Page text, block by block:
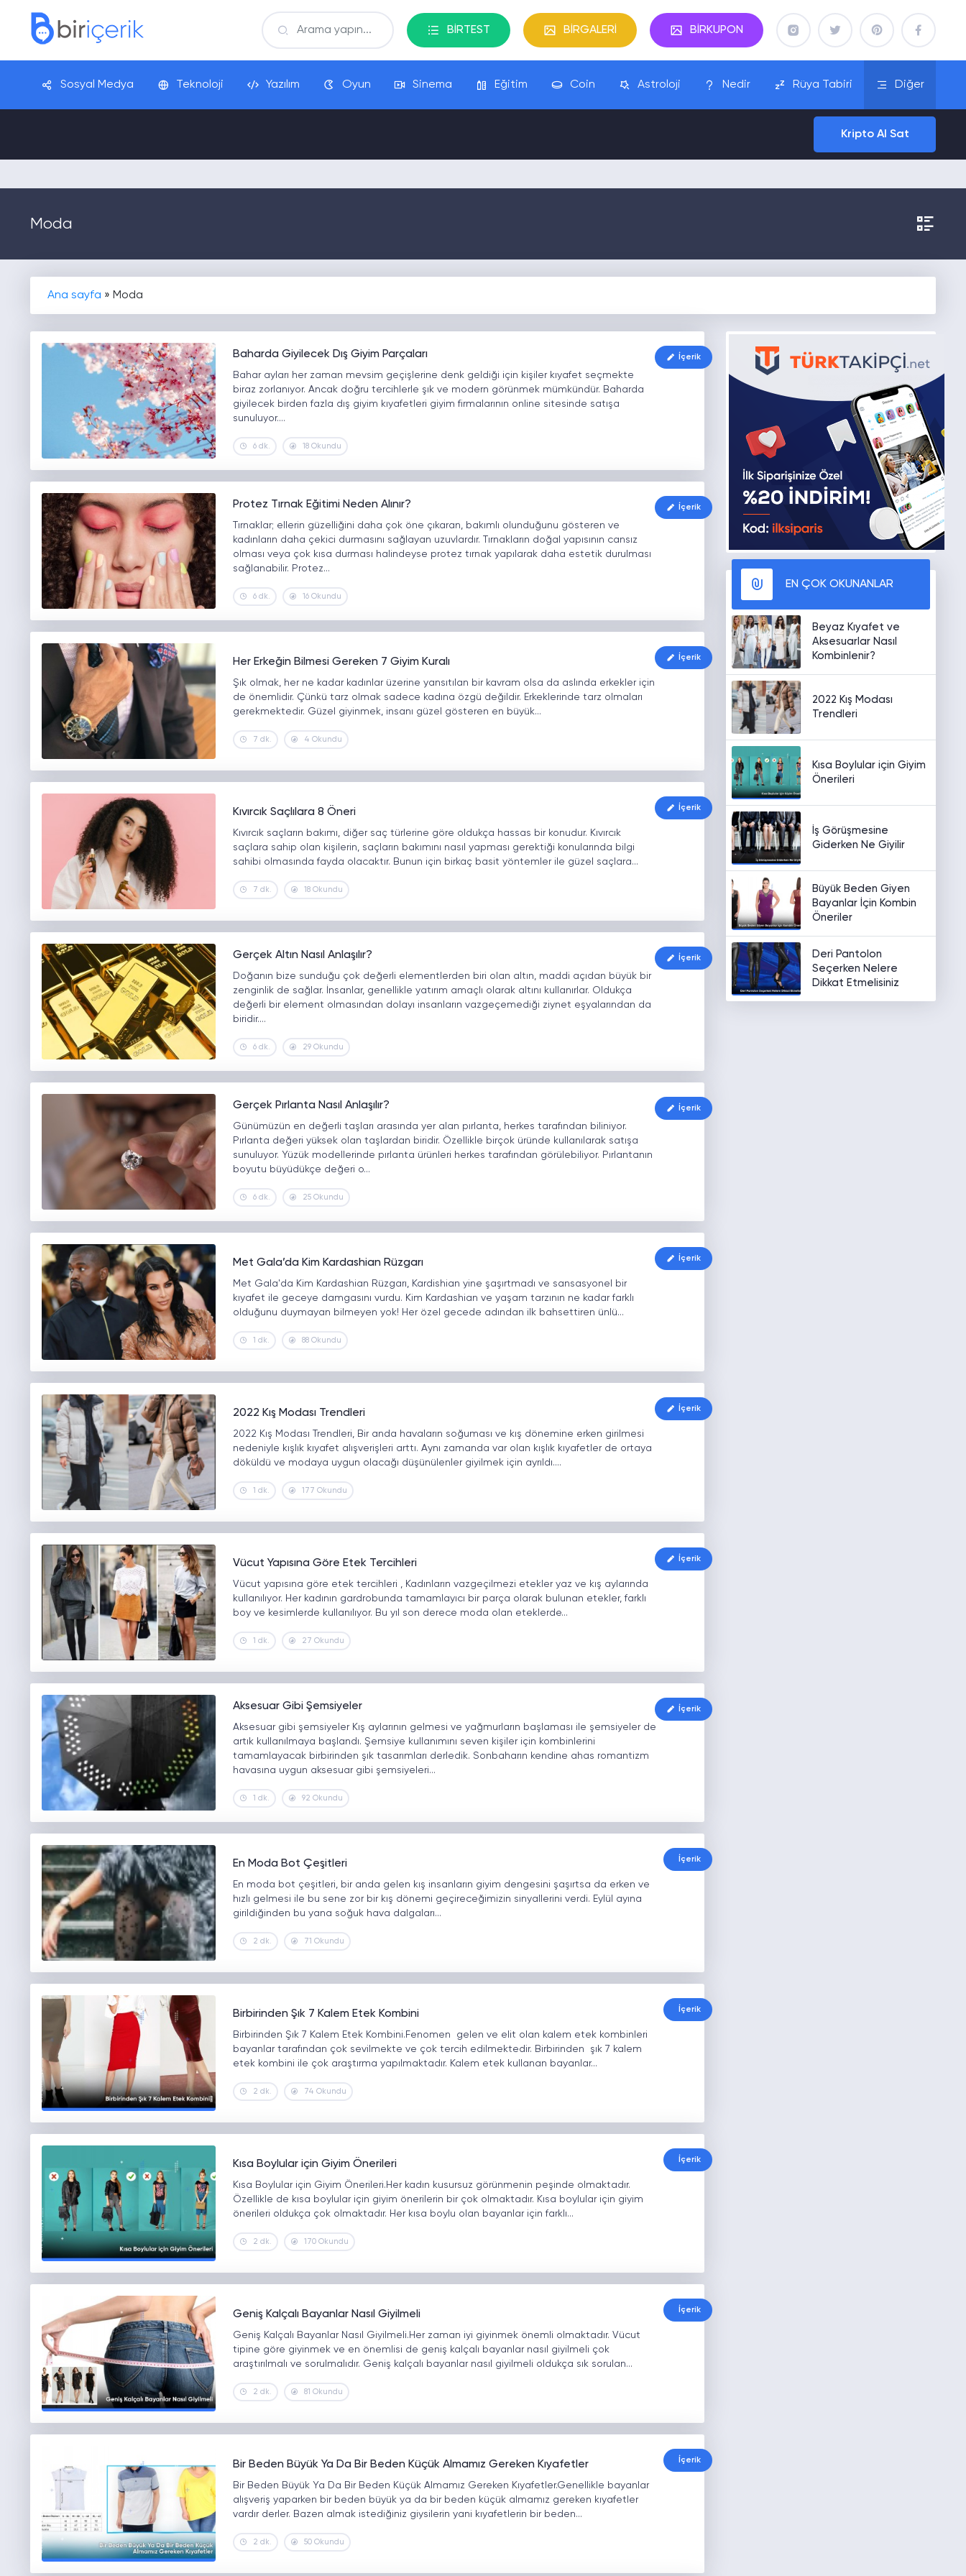
BİRTEST BİRGALERİ BİRKUPON
Sosyal Medya Teknoloji Yazılım Oyun Sinema Eğitim Coin Astroloji Nedir Rüya Tabiri Diğer
Kripto Al Sat
Moda
Ana sayfa » Moda
İçerik
Baharda Giyilecek Dış Giyim Parçaları
Bahar ayları her zaman mevsim geçişlerine denk geldiği için kişiler kıyafet seçmekte
biraz zorlanıyor. Ancak doğru tercihlerle şık ve modern görünmek mümkündür. Baharda
giyilecek birden fazla dış giyim kıyafetleri giyim firmalarının online sitesinde satışa
sunuluyor.…
6 dk. 18 Okundu
İçerik
Protez Tırnak Eğitimi Neden Alınır?
Tırnaklar; ellerin güzelliğini daha çok öne çıkaran, bakımlı olunduğunu gösteren ve
kadınların daha çekici durmasını sağlayan uzuvlardır. Tırnakların doğal yapısının cansız
olması veya çok kısa durması halindeyse protez tırnak yapılarak daha estetik durulması
sağlanabilir. Protez…
6 dk. 16 Okundu
İçerik
Her Erkeğin Bilmesi Gereken 7 Giyim Kuralı
Şık olmak, her ne kadar kadınlar üzerine yansıtılan bir kavram olsa da aslında erkekler için
de önemlidir. Çünkü tarz olmak sadece kadına özgü değildir. Erkeklerinde tarz olmaları
gerekmektedir. Güzel giyinmek, insanı güzel gösteren en büyük…
7 dk. 4 Okundu
İçerik
Kıvırcık Saçlılara 8 Öneri
Kıvırcık saçların bakımı, diğer saç türlerine göre oldukça hassas bir konudur. Kıvırcık
saçlara sahip olan kişilerin, saçların bakımını nasıl yapması gerektiği konularında bilgi
sahibi olmasında fayda olacaktır. Bunun için birkaç basit yöntemler ile güzel saçlara…
7 dk. 18 Okundu
İçerik
Gerçek Altın Nasıl Anlaşılır?
Doğanın bize sunduğu çok değerli elementlerden biri olan altın, maddi açıdan büyük bir
zenginlik de sağlar. İnsanlar, genellikle yatırım amaçlı olarak altını kullanırlar. Oldukça
değerli bir element olmasından dolayı insanların vazgeçemediği ziynet eşyalarından da
biridir.…
6 dk. 29 Okundu
İçerik
Gerçek Pırlanta Nasıl Anlaşılır?
Günümüzün en değerli taşları arasında yer alan pırlanta, herkes tarafından biliniyor.
Pırlanta değeri yüksek olan taşlardan biridir. Özellikle birçok üründe kullanılarak satışa
sunuluyor. Yüzük modellerinde pırlanta ürünleri herkes tarafından görülebiliyor. Pırlantanın
boyutu büyüdükçe değeri o…
6 dk. 25 Okundu
İçerik
Met Gala’da Kim Kardashian Rüzgarı
Met Gala'da Kim Kardashian Rüzgarı, Kardishian yine şaşırtmadı ve sansasyonel bir
kıyafet ile geceye damgasını vurdu. Kim Kardashian ve yaşam tarzının ne kadar farklı
olduğunu duymayan bilmeyen yok! Her özel gecede adından ilk bahsettiren ünlü…
1 dk. 88 Okundu
İçerik
2022 Kış Modası Trendleri
2022 Kış Modası Trendleri, Bir anda havaların soğuması ve kış dönemine erken girilmesi
nedeniyle kışlık kıyafet alışverişleri arttı. Aynı zamanda var olan kışlık kıyafetler de ortaya
döküldü ve modaya uygun olacağı düşünülenler giyilmek için ayrıldı.…
1 dk. 177 Okundu
İçerik
Vücut Yapısına Göre Etek Tercihleri
Vücut yapısına göre etek tercihleri , Kadınların vazgeçilmezi etekler yaz ve kış aylarında
kullanılıyor. Her kadının gardrobunda tamamlayıcı bir parça olarak bulunan etekler, farklı
boy ve kesimlerde kullanılıyor. Bu yıl son derece moda olan eteklerde…
1 dk. 27 Okundu
İçerik
Aksesuar Gibi Şemsiyeler
Aksesuar gibi şemsiyeler Kış aylarının gelmesi ve yağmurların başlaması ile şemsiyeler de
artık kullanılmaya başlandı. Şemsiye kullanımını seven kişiler için kombinlerini
tamamlayacak birbirinden şık tasarımları derledik. Sonbaharın kendine ahas romantizm
havasına uygun aksesuar gibi şemsiyeleri…
1 dk. 92 Okundu
İçerik
En Moda Bot Çeşitleri
En moda bot çeşitleri, bir anda gelen kış insanların giyim dengesini şaşırtsa da erken ve
hızlı gelmesi ile bu sene zor bir kış dönemi geçireceğimizin sinyallerini verdi. Eylül ayına
girildiğinden bu yana soğuk hava dalgaları…
2 dk. 71 Okundu
İçerik
Birbirinden Şık 7 Kalem Etek Kombini
Birbirinden Şık 7 Kalem Etek Kombini.Fenomen gelen ve elit olan kalem etek kombinleri
bayanlar tarafından çok sevilmekte ve çok tercih edilmektedir. Birbirinden şık 7 kalem
etek kombini ile çok araştırma yapılmaktadır. Kalem etek kullanan bayanlar…
2 dk. 74 Okundu
İçerik
Kısa Boylular için Giyim Önerileri
Kısa Boylular için Giyim Önerileri.Her kadın kusursuz görünmenin peşinde olmaktadır.
Özellikle de kısa boylular için giyim önerilerin bir çok olmaktadır. Kısa boylular için giyim
önerileri oldukça çok olmaktadır. Her kısa boylu olan bayanlar için farklı…
2 dk. 170 Okundu
İçerik
Geniş Kalçalı Bayanlar Nasıl Giyilmeli
Geniş Kalçalı Bayanlar Nasıl Giyilmeli.Her zaman iyi giyinmek önemli olmaktadır. Vücut
tipine göre giyinmek ve en önemlisi de geniş kalçalı bayanlar nasıl giyilmeli çok
araştırılmalı ve sorulmalıdır. Geniş kalçalı bayanlar nasıl giyilmeli oldukça sık sorulan…
2 dk. 81 Okundu
İçerik
Bir Beden Büyük Ya Da Bir Beden Küçük Almamız Gereken Kıyafetler
Bir Beden Büyük Ya Da Bir Beden Küçük Almamız Gereken Kıyafetler.Genellikle bayanlar
alışveriş yaparken bir beden büyük ya da bir beden küçük almamız gereken kıyafetler
vardır derler. Bazen almak istediğiniz giysilerin yani kıyafetlerin bir beden…
2 dk. 50 Okundu
EN ÇOK OKUNANLAR
Beyaz Kıyafet ve
Aksesuarlar Nasıl
Kombinlenir?
2022 Kış Modası
Trendleri
Kısa Boylular için Giyim
Önerileri
İş Görüşmesine
Giderken Ne Giyilir
Büyük Beden Giyen
Bayanlar İçin Kombin
Öneriler
Deri Pantolon
Seçerken Nelere
Dikkat Etmelisiniz